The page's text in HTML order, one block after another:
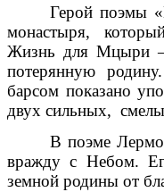
Герой поэмы
монастыря,
Жизнь для Мцыри –
потерянную
барсом показано
двух сильных,
В поэме
вражду с Небом.
земной родины от